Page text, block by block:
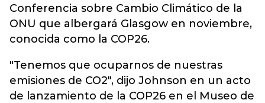
Conferencia sobre Cambio Climático de la
ONU que albergará Glasgow en noviembre,
conocida como la COP26.
"Tenemos que ocuparnos de nuestras
emisiones de CO2", dijo Johnson en un acto
de lanzamiento de la COP26 en el Museo de